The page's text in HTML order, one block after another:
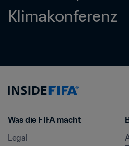
Klimakonferenz
Was die FIFA macht
Legal